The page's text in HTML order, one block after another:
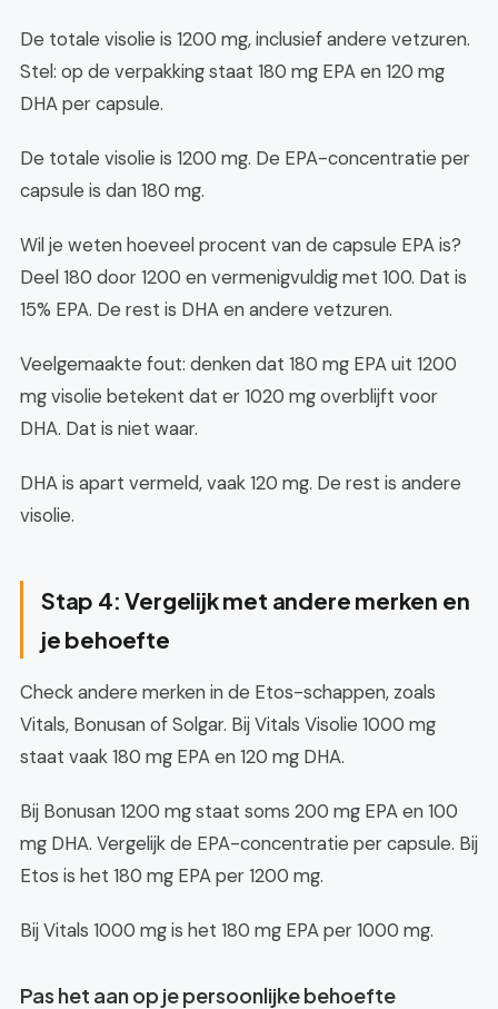
De totale visolie is 1200 mg, inclusief andere vetzuren.
Stel: op de verpakking staat 180 mg EPA en 120 mg
DHA per capsule.
De totale visolie is 1200 mg. De EPA-concentratie per
capsule is dan 180 mg.
Wil je weten hoeveel procent van de capsule EPA is?
Deel 180 door 1200 en vermenigvuldig met 100. Dat is
15% EPA. De rest is DHA en andere vetzuren.
Veelgemaakte fout: denken dat 180 mg EPA uit 1200
mg visolie betekent dat er 1020 mg overblijft voor
DHA. Dat is niet waar.
DHA is apart vermeld, vaak 120 mg. De rest is andere
visolie.
Stap 4: Vergelijk met andere merken en
je behoefte
Check andere merken in de Etos-schappen, zoals
Vitals, Bonusan of Solgar. Bij Vitals Visolie 1000 mg
staat vaak 180 mg EPA en 120 mg DHA.
Bij Bonusan 1200 mg staat soms 200 mg EPA en 100
mg DHA. Vergelijk de EPA-concentratie per capsule. Bij
Etos is het 180 mg EPA per 1200 mg.
Bij Vitals 1000 mg is het 180 mg EPA per 1000 mg.
Pas het aan op je persoonlijke behoefte